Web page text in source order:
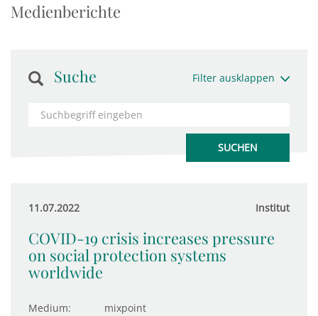
Medienberichte
Suche Filter ausklappen
11.07.2022 Institut
COVID-19 crisis increases pressure
on social protection systems
worldwide
Medium:
mixpoint